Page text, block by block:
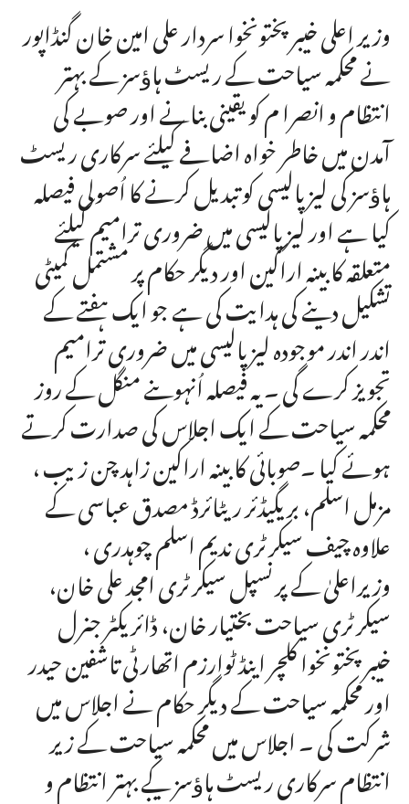
وزیر اعلی خیبر پختونخوا سردار علی امین خان گنڈاپور
نے محکمہ سیاحت کے ریسٹ ہاﺅسز کے بہتر
انتظام و انصرا م کو یقینی بنانے اور صوبے کی
آمدن میں خاطر خواہ اضافے کیلئے سرکاری ریسٹ
ہاﺅسز کی لیز پالیسی کو تبدیل کرنے کا اُصولی فیصلہ
کیا ہے اور لیز پالیسی میں ضروری ترامیم کیلئے
متعلقہ کابینہ اراکین اور دیگر حکام پر مشتمل کمیٹی
تشکیل دینے کی ہدایت کی ہے جو ایک ہفتے کے
اندر اندر موجودہ لیز پالیسی میں ضروری ترامیم
تجویز کرے گی ۔ یہ فیصلہ اُنہوںنے منگل کے روز
محکمہ سیاحت کے ایک اجلاس کی صدارت کرتے
ہوئے کیا ۔صوبائی کابینہ اراکین زاہد چن زیب ،
مزمل اسلم، بریگیڈئر ریٹائرڈ مصدق عباسی کے
علاوہ چیف سیکرٹری ندیم اسلم چوہدری ،
وزیراعلیٰ کے پرنسپل سیکرٹری امجد علی خان،
سیکرٹری سیاحت بختیار خان، ڈائریکٹر جنرل
خیبرپختونخوا کلچر اینڈ ٹوارزم اتھارٹی تاشفین حیدر
اور محکمہ سیاحت کے دیگر حکام نے اجلاس میں
شرکت کی ۔ اجلاس میں محکمہ سیاحت کے زیر
انتظام سرکاری ریسٹ ہاﺅسز کے بہتر انتظام و